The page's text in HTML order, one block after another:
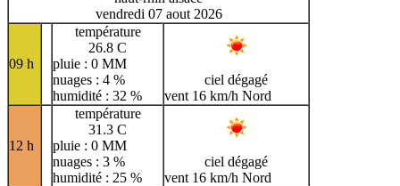
vendredi 07 aout 2026
09 h
température
26.8 C
pluie : 0 MM
nuages : 4 %
humidité : 32 %
ciel dégagé
vent 16 km/h Nord
12 h
température
31.3 C
pluie : 0 MM
nuages : 3 %
humidité : 25 %
ciel dégagé
vent 16 km/h Nord